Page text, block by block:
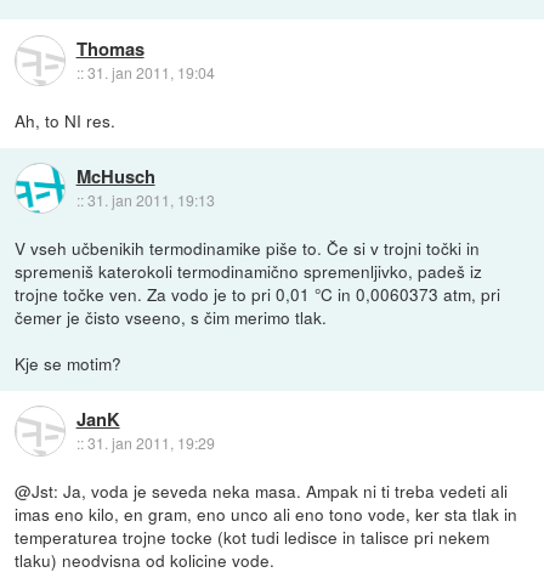
Thomas
::31. jan 2011, 19:04
Ah, to NI res.
McHusch
::31. jan 2011, 19:13
V vseh učbenikih termodinamike piše to. Če si v trojni točki in
spremeniš katerokoli termodinamično spremenljivko, padeš iz
trojne točke ven. Za vodo je to pri 0,01 °C in 0,0060373 atm, pri
čemer je čisto vseeno, s čim merimo tlak.
Kje se motim?
JanK
::31. jan 2011, 19:29
@Jst: Ja, voda je seveda neka masa. Ampak ni ti treba vedeti ali
imas eno kilo, en gram, eno unco ali eno tono vode, ker sta tlak in
temperaturea trojne tocke (kot tudi ledisce in talisce pri nekem
tlaku) neodvisna od kolicine vode.